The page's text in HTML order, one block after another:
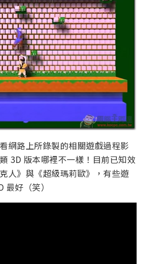
網路上所錄製的相關遊戲過程影
3D 版本哪裡不一樣！目前已知效
人》與《超級瑪莉歐》，有些遊
好（笑）